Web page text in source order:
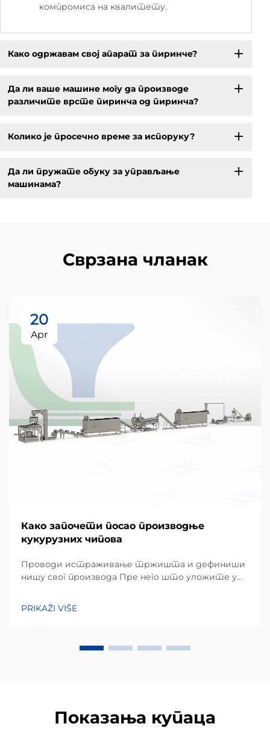
компромиса на квалитету.
Како одржавам свој апарат за пиринче?
Да ли ваше машине могу да производе
различите врсте пиринча од пиринча?
Колико је просечно време за испоруку?
Да ли пружате обуку за управљање
машинама?
Сврзана чланак
20
Apr
Како започети посао производње
кукурузних чипова
Проводи истраживање тржишта и дефиниши
нишу свог производа Пре него што уложите у
разумевањем преференција локалних
потрошача. Кукурузни чипови, углавном
PRIKAŽI VIŠE
Показања купаца